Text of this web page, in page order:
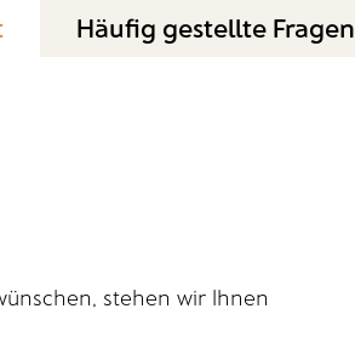
Häufig gestellte Fragen
stehen wir Ihnen